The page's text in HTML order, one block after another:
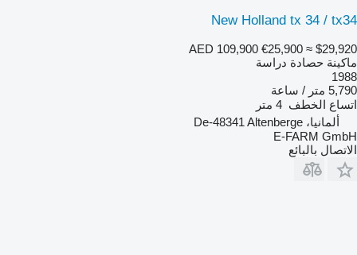
New Holland tx 34 / tx34
AED 109,900 €25,900 ≈ $29,920
ماكينة حصادة دراسة
1988
5,790 متر / ساعة
اتساع الخطف 4 متر
ألمانيا، De-48341 Altenberge
E-FARM GmbH
الاتصال بالبائع